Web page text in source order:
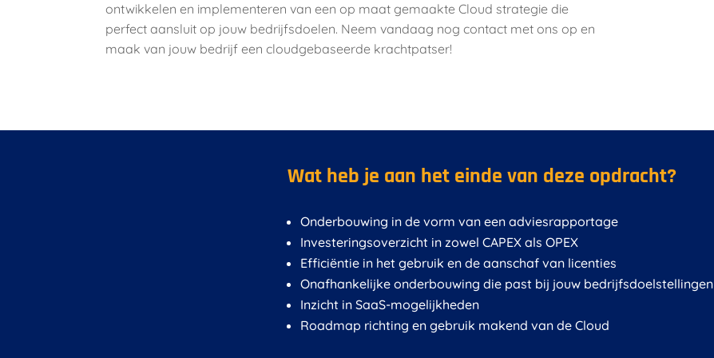
ontwikkelen en implementeren van een op maat gemaakte Cloud strategie die
perfect aansluit op jouw bedrijfsdoelen. Neem vandaag nog contact met ons op en
maak van jouw bedrijf een cloudgebaseerde krachtpatser!
Wat heb je aan het einde van deze opdracht?
Onderbouwing in de vorm van een adviesrapportage
Investeringsoverzicht in zowel CAPEX als OPEX
Efficiëntie in het gebruik en de aanschaf van licenties
Onafhankelijke onderbouwing die past bij jouw bedrijfsdoelstellingen
Inzicht in SaaS-mogelijkheden
Roadmap richting en gebruik makend van de Cloud